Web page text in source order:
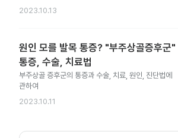
2023.10.13
원인 모를 발목 통증? "부주상골증후군"
통증, 수술, 치료법
부주상골 증후군의 통증과 수술, 치료, 원인, 진단법에
관하여
2023.10.11